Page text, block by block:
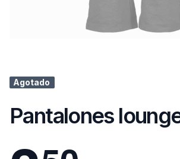
Agotado
Pantalones